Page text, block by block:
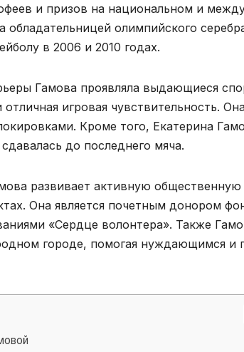
и призов на национальном и
обладательницей олимпийского
в 2006 и 2010 годах.
Гамова проявляла выдающиеся
игровая чувствительность.
Кроме того, Екатерина
до последнего мяча.
развивает активную общественную
Она является почетным донором
«Сердце волонтера». Также
городе, помогая нуждающимся и